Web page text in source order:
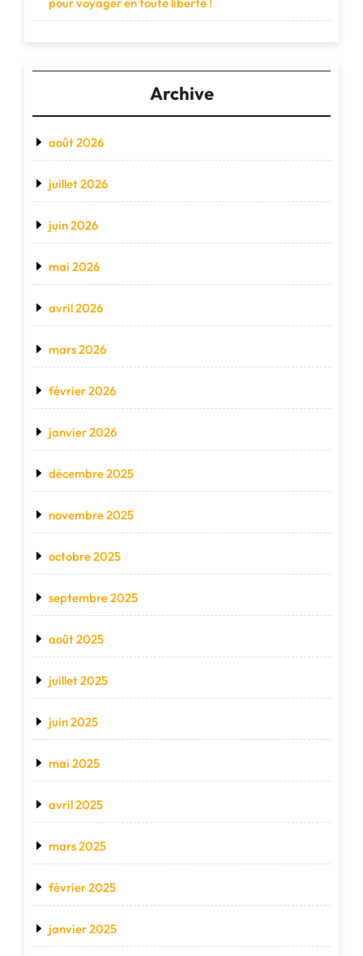
pour voyager en toute liberté !
Archive
août 2026
juillet 2026
juin 2026
mai 2026
avril 2026
mars 2026
février 2026
janvier 2026
décembre 2025
novembre 2025
octobre 2025
septembre 2025
août 2025
juillet 2025
juin 2025
mai 2025
avril 2025
mars 2025
février 2025
janvier 2025